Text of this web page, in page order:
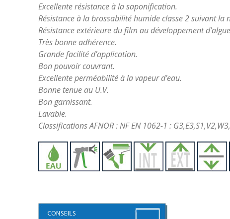
Excellente résistance à la saponification.
Résistance à la brossabilité humide classe 2 suivant la
Résistance extérieure du film au développement
Très bonne adhérence.
Grande facilité d’application.
Bon pouvoir couvrant.
Excellente perméabilité à la vapeur d’eau.
Bonne tenue au U.V.
Bon garnissant.
Lavable.
Classifications AFNOR : NF EN 1062-1 :